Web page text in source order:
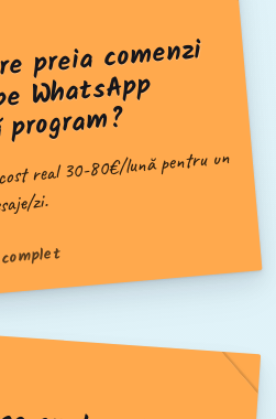
preia comenzi
WhatsApp
real 30-80€/lună pentru un
zi.